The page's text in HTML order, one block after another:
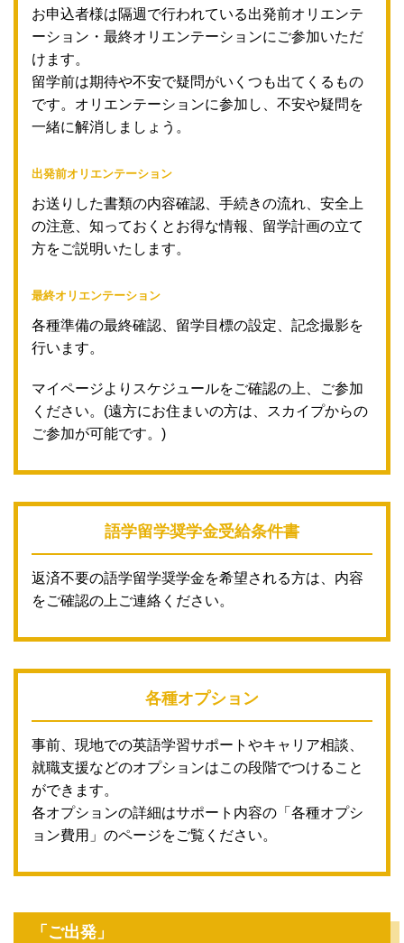
お申込者様は隔週で行われている出発前オリエンテ
ーション・最終オリエンテーションにご参加いただ
けます。
留学前は期待や不安で疑問がいくつも出てくるもの
です。オリエンテーションに参加し、不安や疑問を
一緒に解消しましょう。
出発前オリエンテーション
お送りした書類の内容確認、手続きの流れ、安全上
の注意、知っておくとお得な情報、留学計画の立て
方をご説明いたします。
最終オリエンテーション
各種準備の最終確認、留学目標の設定、記念撮影を
行います。
マイページよりスケジュールをご確認の上、ご参加
ください。(遠方にお住まいの方は、スカイプからの
ご参加が可能です。)
語学留学奨学金受給条件書
返済不要の語学留学奨学金を希望される方は、内容
をご確認の上ご連絡ください。
各種オプション
事前、現地での英語学習サポートやキャリア相談、
就職支援などのオプションはこの段階でつけること
ができます。
各オプションの詳細はサポート内容の「各種オプシ
ョン費用」のページをご覧ください。
「ご出発」